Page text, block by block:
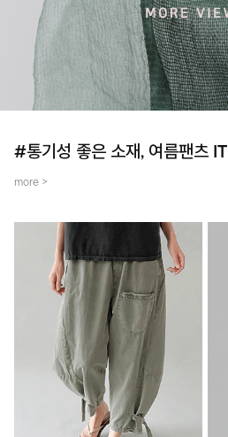
#통기성 좋은 소재, 여름팬츠
more >